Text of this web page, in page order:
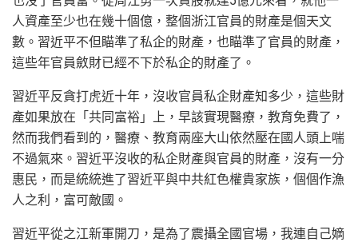
人資產至少也在幾十個億，整個浙江官員的財產是個天文
數。習近平不但瞄準了私企的財產，也瞄準了官員的財產，
這些年官員斂財已經不下於私企的財產了。
習近平反貪打虎近十年，沒收官員私企財產知多少，這些財
產如果放在「共同富裕」上，早該實現醫療，教育免費了，
然而我們看到的，醫療、教育兩座大山依然壓在國人頭上喘
不過氣來。習近平沒收的私企財產與官員的財產，沒有一分
惠民，而是統統進了習近平與中共紅色權貴家族，個個作漁
人之利，富可敵國。
習近平從之江新軍開刀，是為了震攝全國官場，我連自己嫡